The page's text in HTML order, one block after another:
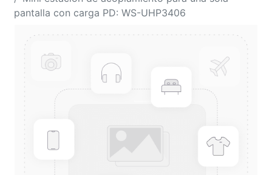
pantalla con carga PD: WS-UHP3406